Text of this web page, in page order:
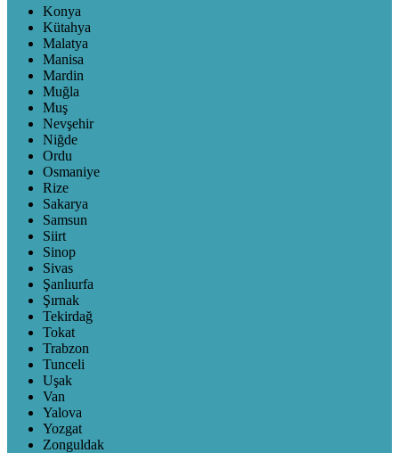
Konya
Kütahya
Malatya
Manisa
Mardin
Muğla
Muş
Nevşehir
Niğde
Ordu
Osmaniye
Rize
Sakarya
Samsun
Siirt
Sinop
Sivas
Şanlıurfa
Şırnak
Tekirdağ
Tokat
Trabzon
Tunceli
Uşak
Van
Yalova
Yozgat
Zonguldak